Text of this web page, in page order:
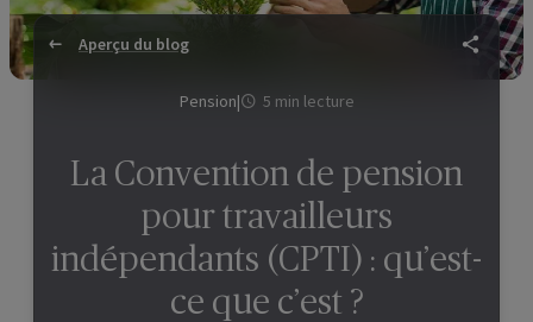
Aperçu du blog
Pension| 5 min lecture
La Convention de pension
pour travailleurs
indépendants (CPTI) : qu’est-
ce que c’est ?